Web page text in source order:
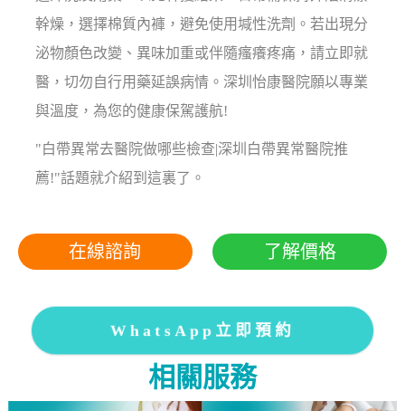
幹燥，選擇棉質內褲，避免使用堿性洗劑。若出現分
泌物顏色改變、異味加重或伴隨瘙癢疼痛，請立即就
醫，切勿自行用藥延誤病情。深圳怡康醫院願以專業
與溫度，為您的健康保駕護航!
"白帶異常去醫院做哪些檢查|深圳白帶異常醫院推
薦!"話題就介紹到這裏了。
在線諮詢 了解價格
WhatsApp立即預約
相關服務